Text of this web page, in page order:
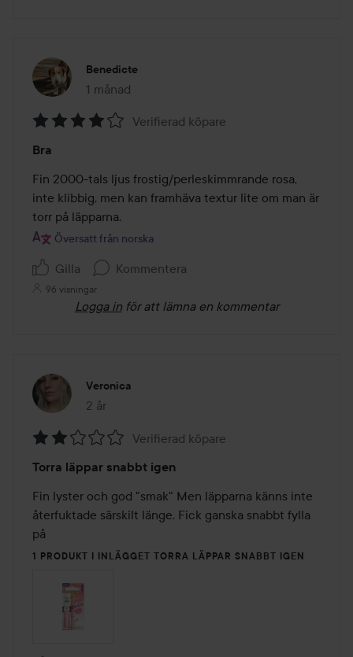
Benedicte
1 månad
Inlägget skapades 1 månad
4
av
5
Verifierad köpare
Bra
Fin 2000-tals ljus frostig/perleskimmrande rosa,
inte klibbig, men kan framhäva textur lite om man är
torr på läpparna.
Översatt från norska
Gilla Kommentera
96 visningar
Logga in för att lämna en kommentar
Veronica
2 år
Inlägget skapades 2 år
2
av
5
Verifierad köpare
Torra läppar snabbt igen
Fin lyster och god "smak" Men läpparna känns inte
återfuktade särskilt länge. Fick ganska snabbt fylla
på
1 PRODUKT I INLÄGGET TORRA LÄPPAR SNABBT IGEN